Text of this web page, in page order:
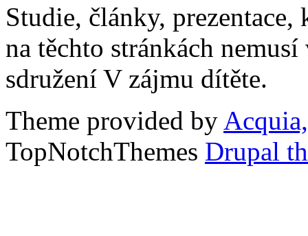
Studie, články,
na těchto stránkách
sdružení V zájmu dítěte.
Theme provided by
TopNotchThemes Drupal